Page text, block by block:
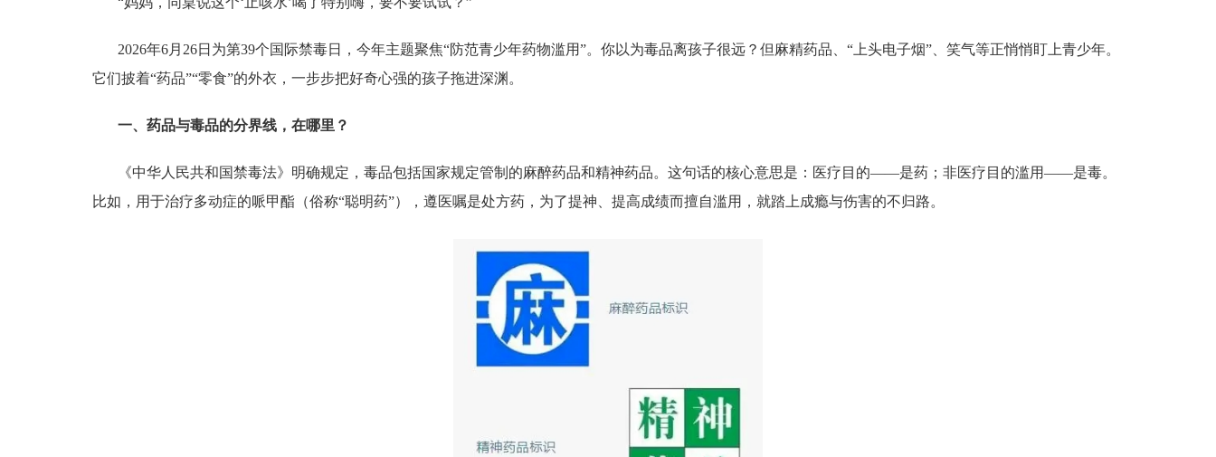
2026年6月26日为第39个国际禁毒日，今年主题聚焦“防范青少年药物滥用”。你以为毒品离孩子很远？但麻精药品、“上头电子烟”、笑气等正悄悄盯上青少年。
它们披着“药品”“零食”的外衣，一步步把好奇心强的孩子拖进深渊。
一、药品与毒品的分界线，在哪里？
《中华人民共和国禁毒法》明确规定，毒品包括国家规定管制的麻醉药品和精神药品。这句话的核心意思是：医疗目的——是药；非医疗目的滥用——是毒。
比如，用于治疗多动症的哌甲酯（俗称“聪明药”），遵医嘱是处方药，为了提神、提高成绩而擅自滥用，就踏上成瘾与伤害的不归路。